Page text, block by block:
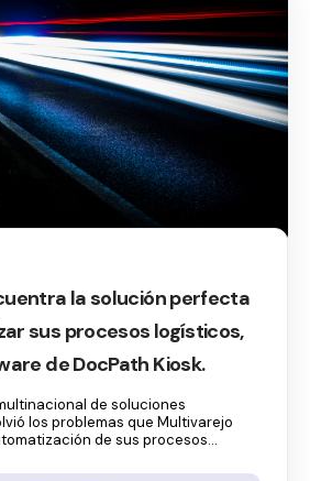
la solución perfecta
sus procesos logísticos,
de DocPath Kiosk.
de soluciones
los problemas que Multivarejo
de sus procesos...